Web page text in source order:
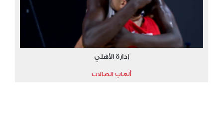
إدارة الأهلي
ألعاب الصالات